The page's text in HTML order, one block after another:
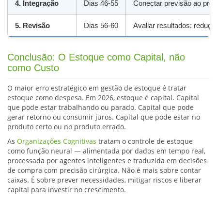
4. Integração Dias 46-55 Conectar previsão ao
5. Revisão Dias 56-60 Avaliar resultados:
Conclusão: O Estoque como Capital, não
como Custo
O maior erro estratégico em gestão de estoque é tratar
estoque como despesa. Em 2026, estoque é capital. Capital
que pode estar trabalhando ou parado. Capital que pode
gerar retorno ou consumir juros. Capital que pode estar no
produto certo ou no produto errado.
As Organizações Cognitivas tratam o controle de estoque
como função neural — alimentada por dados em tempo real,
processada por agentes inteligentes e traduzida em decisões
de compra com precisão cirúrgica. Não é mais sobre contar
caixas. É sobre prever necessidades, mitigar riscos e liberar
capital para investir no crescimento.